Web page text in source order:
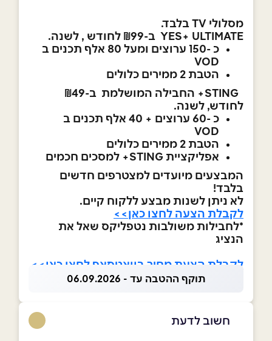
מסלולי TV בלבד.
YES+ ULTIMATE ב-₪99 לחודש , לשנה.
כ -150 ערוצים ומעל 80 אלף תכנים ב
VOD
הטבת 2 ממירים כלולים
STING+ החבילה המושלמת ב-₪49
לחודש, לשנה.
כ -60 ערוצים + 40 אלף תכנים ב
VOD
הטבת 2 ממירים כלולים
אפליקציית STING+ למסכים חכמים
המבצעים מיועדים למצטרפים חדשים
בלבד!
לא ניתן לשנות מבצע ללקוח קיים.
לקבלת הצעה לחצו כאן>>
*לחבילות משולבות נטפליקס שאל את
הנציג
לקבלת הצעת מחיר בוואטסאפ לחצו כאן>>
תוקף ההטבה עד - 06.09.2026
חשוב לדעת